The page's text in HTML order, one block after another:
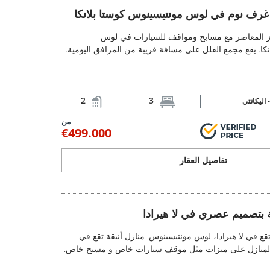
فلل مكونة من 3 غرف نوم في لوس مونتيسينوس كوستا بلانكا 1
المعاصر مع مسابح ومواقف للسيارات في لوس
يقع مجمع الفلل على مسافة قريبة من المرافق اليومية.
اليكانتي 3
2
من
€499.000
تفاصيل العقار
بتصميم عصري في لا هيرادا 2
بتصميم عصري في لا هيرادا
في لا هيرادا، لوس مونتيسينوس. منازل أنيقة تقع في
على ميزات مثل موقف سيارات خاص و مسبح خاص.